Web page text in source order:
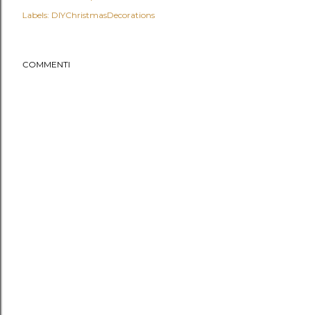
Labels: DIYChristmasDecorations
COMMENTI